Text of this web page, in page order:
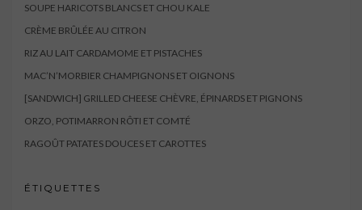
SOUPE HARICOTS BLANCS ET CHOU KALE
CRÈME BRÛLÉE AU CITRON
RIZ AU LAIT CARDAMOME ET PISTACHES
MAC’N’MORBIER CHAMPIGNONS ET OIGNONS
[SANDWICH] GRILLED CHEESE CHÈVRE, ÉPINARDS ET PIGNONS
ORZO, POTIMARRON RÔTI ET COMTÉ
RAGOÛT PATATES DOUCES ET CAROTTES
ÉTIQUETTES